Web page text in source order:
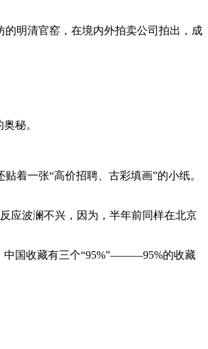
的明清官窑，在境内外拍卖公司拍出，成
秘。
着一张“高价招聘、古彩填画”的小纸。
应波澜不兴，因为，半年前同样在北京
中国收藏有三个“95%”———95%的收藏